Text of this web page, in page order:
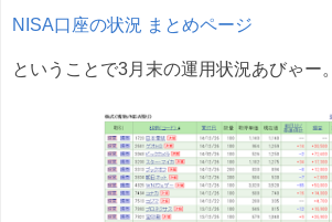
NISA口座の状況 まとめページ
ということで3月末の運用状況あびゃー。